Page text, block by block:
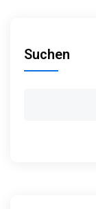
Suchen